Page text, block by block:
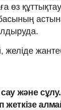
өз
және
жеткізе